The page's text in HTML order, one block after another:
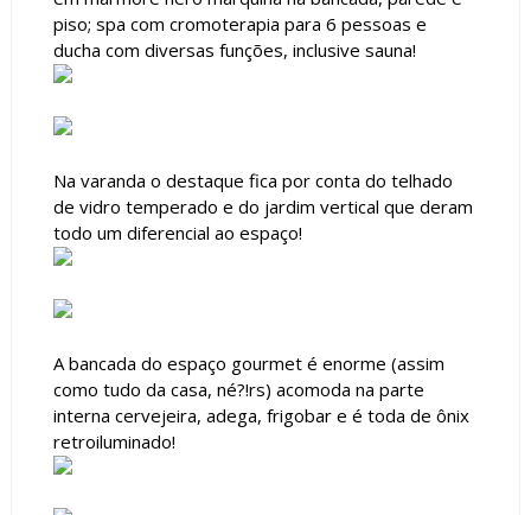
piso; spa com cromoterapia para 6 pessoas e
ducha com diversas funções, inclusive sauna!
Na varanda o destaque fica por conta do telhado
de vidro temperado e do jardim vertical que deram
todo um diferencial ao espaço!
A bancada do espaço gourmet é enorme (assim
como tudo da casa, né?!rs) acomoda na parte
interna cervejeira, adega, frigobar e é toda de ônix
retroiluminado!